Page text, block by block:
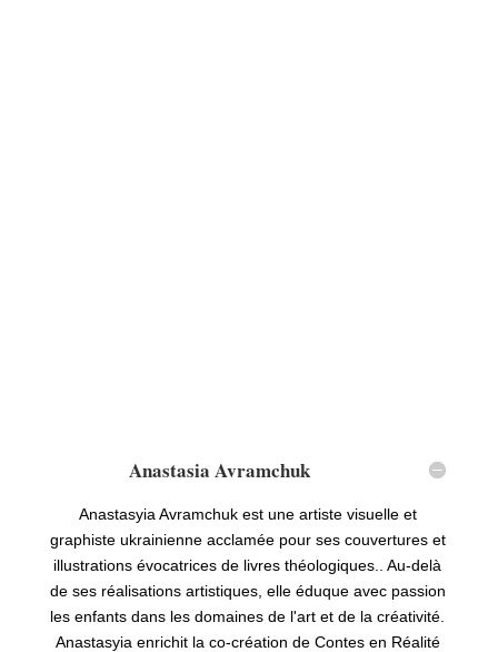
Anastasia Avramchuk
Anastasyia Avramchuk est une artiste visuelle et
graphiste ukrainienne acclamée pour ses couvertures et
illustrations évocatrices de livres théologiques.. Au-delà
de ses réalisations artistiques, elle éduque avec passion
les enfants dans les domaines de l'art et de la créativité.
Anastasyia enrichit la co-création de Contes en Réalité